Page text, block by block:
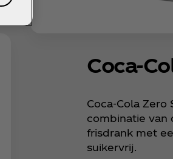
Coca‑Cola
combinatie van
frisdrank met
suikervrij.